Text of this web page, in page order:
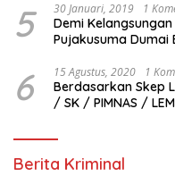
5 30 Januari, 2019 1
Demi
Pujakusuma Dumai
6 15 Agustus, 2020 1
Berdasarkan Skep Lembaga
/ SK / PIMNAS /
Berita Kriminal